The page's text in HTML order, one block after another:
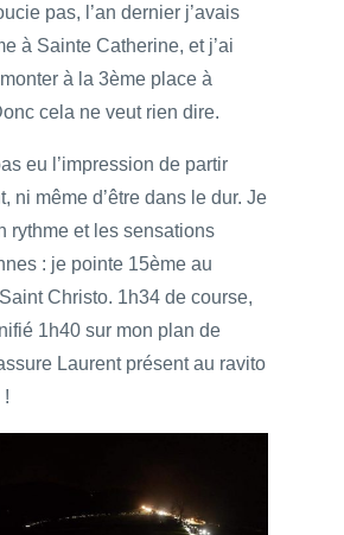
pas, l’an dernier j’avais
à Sainte Catherine, et j’ai
à la 3ème place à
cela ne veut rien dire.
eu l’impression de partir
ni même d’être dans le dur. Je
rythme et les sensations
: je pointe 15ème au
Christo. 1h34 de course,
1h40 sur mon plan de
Laurent présent au ravito
!